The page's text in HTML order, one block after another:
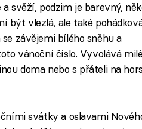
svěží, podzim je barevný,
být vlezlá, ale také
závějemi bílého sněhu a
vánoční číslo. Vyvolává
doma nebo s přáteli na
svátky a oslavami